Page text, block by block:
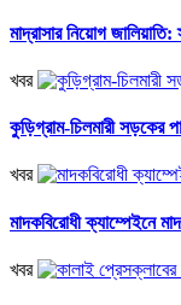
মাদ্রাসার নিয়োগ
খবর
কুড়িগ্রাম-চিলমারী সড়কের
খবর
মাদকবিরোধী ক্যাম্পেইনে
খবর